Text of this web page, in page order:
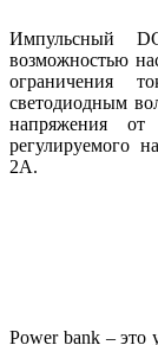
Импульсный
возможностью
ограничения
светодиодным
напряжения
регулируемого
2А.
Power bank – это